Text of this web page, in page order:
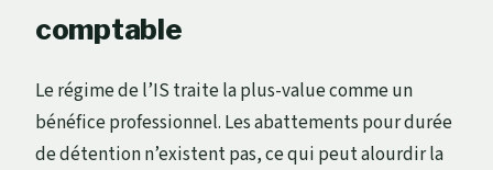
comptable
Le régime de l’IS traite la plus-value comme un
bénéfice professionnel. Les abattements pour durée
de détention n’existent pas, ce qui peut alourdir la